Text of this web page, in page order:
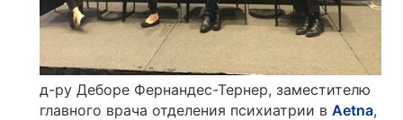
д-ру Деборе Фернандес-Тернер, заместителю
главного врача отделения психиатрии в Aetna,